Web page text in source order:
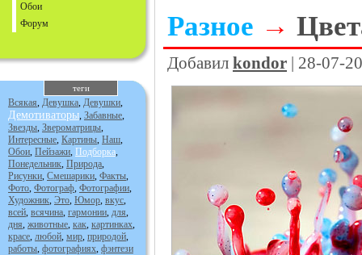
Обои
Форум
теги
Всякая, Девушка, Девушки,
Демотиваторы, Забавные,
Звезды, Звероматрицы,
Интересные, Картины, Наш,
Обои, Пейзажи, Подборка,
Понедельник, Природа,
Рисунки, Смешарики, Факты,
Фото, Фотограф, Фотографии,
Художник, Это, Юмор, вкус,
всей, всячина, гармонии, для,
дня, животные, как, картинках,
красе, любой, мир, природой,
работы, фотографиях, фэнтези
Разное →
Добавил kondor | 28-07-